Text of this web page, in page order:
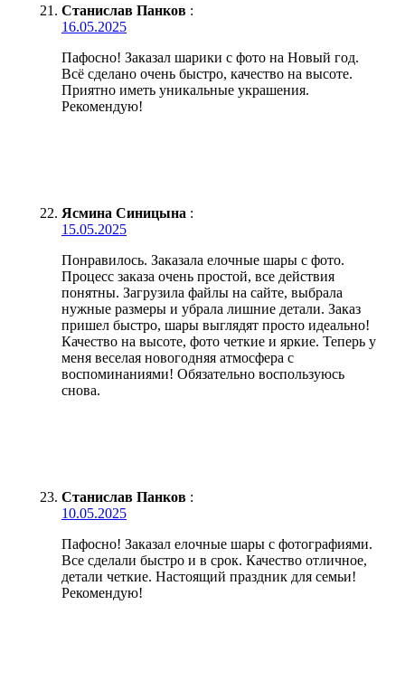
Станислав Панков :
16.05.2025
Пафосно! Заказал шарики с фото на Новый год.
Всё сделано очень быстро, качество на высоте.
Приятно иметь уникальные украшения.
Рекомендую!
Ясмина Синицына :
15.05.2025
Понравилось. Заказала елочные шары с фото.
Процесс заказа очень простой, все действия
понятны. Загрузила файлы на сайте, выбрала
нужные размеры и убрала лишние детали. Заказ
пришел быстро, шары выглядят просто идеально!
Качество на высоте, фото четкие и яркие. Теперь у
меня веселая новогодняя атмосфера с
воспоминаниями! Обязательно воспользуюсь
снова.
Станислав Панков :
10.05.2025
Пафосно! Заказал елочные шары с фотографиями.
Все сделали быстро и в срок. Качество отличное,
детали четкие. Настоящий праздник для семьи!
Рекомендую!